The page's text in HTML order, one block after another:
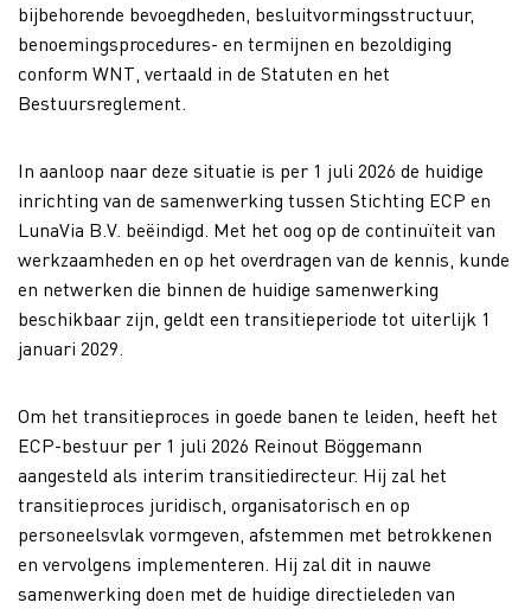
bijbehorende bevoegdheden, besluitvormingsstructuur,
benoemingsprocedures- en termijnen en bezoldiging
conform WNT, vertaald in de Statuten en het
Bestuursreglement.
In aanloop naar deze situatie is per 1 juli 2026 de huidige
inrichting van de samenwerking tussen Stichting ECP en
LunaVia B.V. beëindigd. Met het oog op de continuïteit van
werkzaamheden en op het overdragen van de kennis, kunde
en netwerken die binnen de huidige samenwerking
beschikbaar zijn, geldt een transitieperiode tot uiterlijk 1
januari 2029.
Om het transitieproces in goede banen te leiden, heeft het
ECP-bestuur per 1 juli 2026 Reinout Böggemann
aangesteld als interim transitiedirecteur. Hij zal het
transitieproces juridisch, organisatorisch en op
personeelsvlak vormgeven, afstemmen met betrokkenen
en vervolgens implementeren. Hij zal dit in nauwe
samenwerking doen met de huidige directieleden van